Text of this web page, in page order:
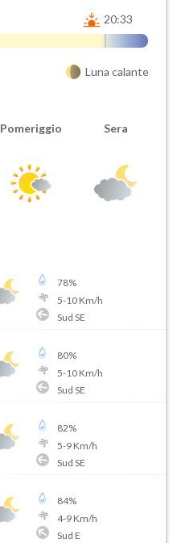
20:33
Luna calante
Pomeriggio Sera
78%
5-10Km/h
Sud SE
80%
5-10Km/h
Sud SE
82%
5-9Km/h
Sud SE
84%
4-9Km/h
Sud E